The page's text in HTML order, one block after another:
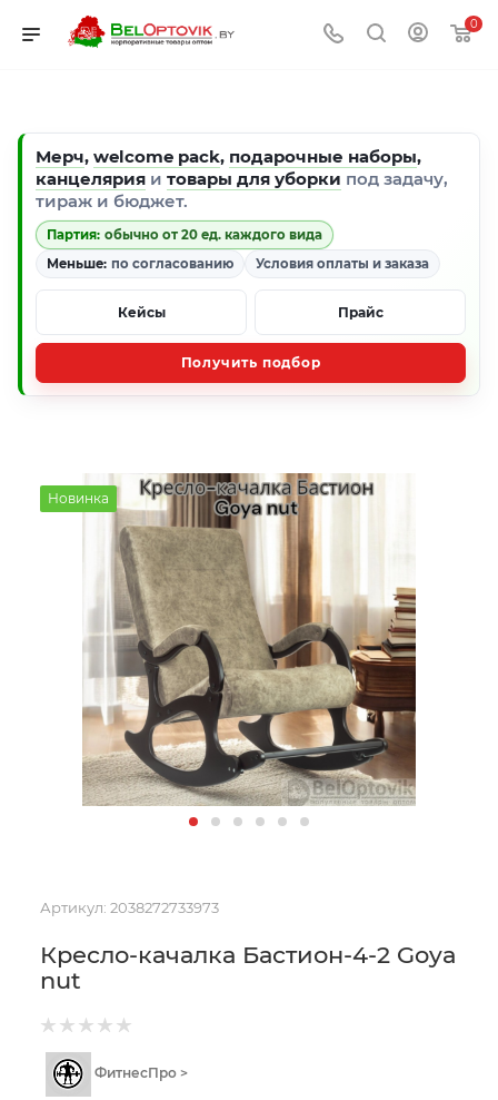
0
Мерч, welcome pack, подарочные наборы,
канцелярия и товары для уборки под задачу,
тираж и бюджет.
Партия: обычно от 20 ед. каждого вида
Меньше: по согласованию Условия оплаты и заказа
Кейсы Прайс
Получить подбор
Новинка
Артикул: 2038272733973
Кресло-качалка Бастион-4-2 Goya
nut
ФитнесПро >